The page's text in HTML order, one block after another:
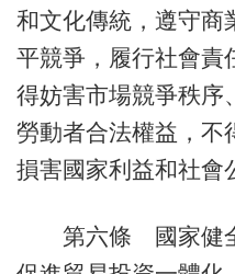
和文化傳統，遵守商
平競爭，履行社會責
得妨害市場競爭秩序
勞動者合法權益，不
損害國家利益和社會
第六條 國家健全